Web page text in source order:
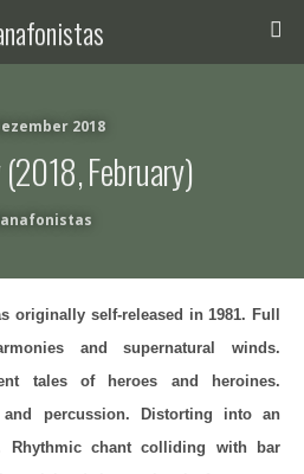
2018
February)
originally self-released in 1981. Full
and supernatural winds.
tales of heroes and heroines.
percussion. Distorting into an
Rhythmic chant colliding with bar